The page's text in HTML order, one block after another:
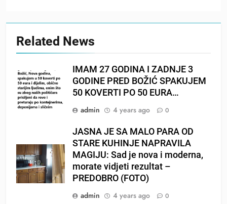
Related News
IMAM 27 GODINA I ZADNJE 3
GODINE PRED BOŽIĆ SPAKUJEM
50 KOVERTI PO 50 EURA…
admin
4 years ago 0
JASNA JE SA MALO PARA OD
STARE KUHINJE NAPRAVILA
MAGIJU: Sad je nova i moderna,
morate vidjeti rezultat –
PREDOBRO (FOTO)
admin
4 years ago 0